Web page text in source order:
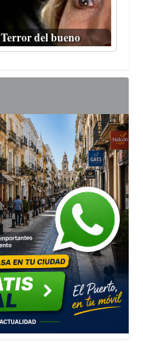
Terror del bueno